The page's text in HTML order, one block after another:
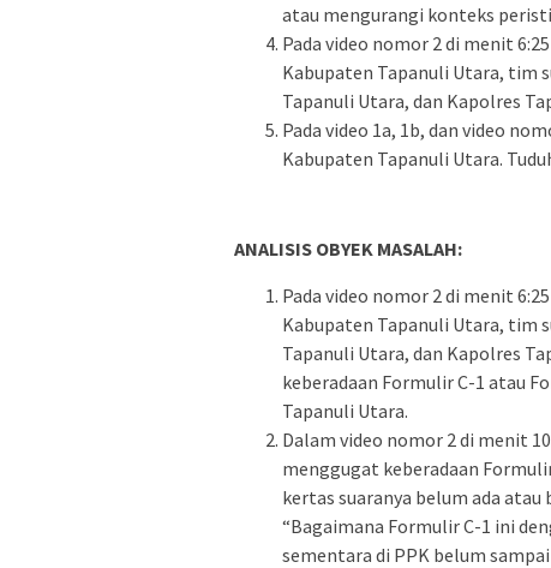
atau mengurangi konteks
Pada video nomor 2 di menit
Kabupaten Tapanuli Utara, tim
Tapanuli Utara, dan Kapolres
Pada video 1a, 1b, dan video
Kabupaten Tapanuli Utara.
ANALISIS OBYEK MASALAH:
Pada video nomor 2 di menit
Kabupaten Tapanuli Utara, tim
Tapanuli Utara, dan Kapolres
keberadaan Formulir C-1 atau
Tapanuli Utara.
Dalam video nomor 2 di menit
menggugat keberadaan
kertas suaranya belum ada
“Bagaimana Formulir C-1 ini
sementara di PPK belum